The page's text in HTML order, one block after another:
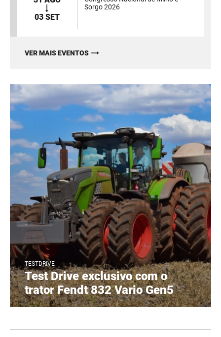
03 SET
Sorgo 2026
VER MAIS EVENTOS
TESTDRIVE
Test Drive exclusivo com o
trator Fendt 832 Vario Gen5